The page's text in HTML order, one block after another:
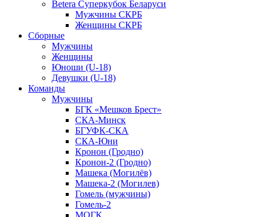
Betera Суперкубок Беларуси
Мужчины СКРБ
Женщины СКРБ
Сборные
Мужчины
Женщины
Юноши (U-18)
Девушки (U-18)
Команды
Мужчины
БГК «Мешков Брест»
СКА-Минск
БГУФК-СКА
СКА-Юни
Кронон (Гродно)
Кронон-2 (Гродно)
Машека (Могилёв)
Машека-2 (Могилев)
Гомель (мужчины)
Гомель-2
МОГК